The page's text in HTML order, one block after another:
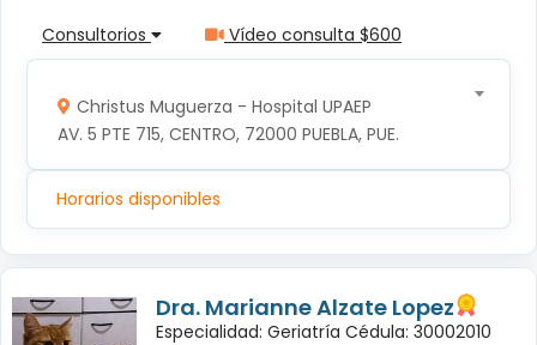
Consultorios Vídeo consulta $600
Christus Muguerza - Hospital UPAEP
AV. 5 PTE 715, CENTRO, 72000 PUEBLA, PUE.
Horarios disponibles
Dra. Marianne Alzate Lopez
Especialidad: Geriatría Cédula: 30002010